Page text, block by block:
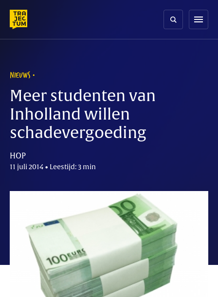
content
menu
NIEUWS
Meer studenten van
Inholland willen
schadevergoeding
HOP
11 juli 2014 • Leestijd: 3 min